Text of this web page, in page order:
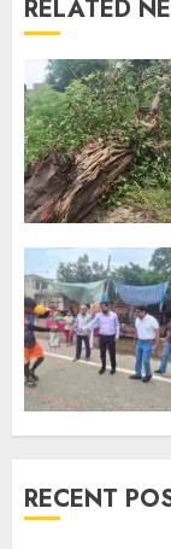
RELATED
RECENT